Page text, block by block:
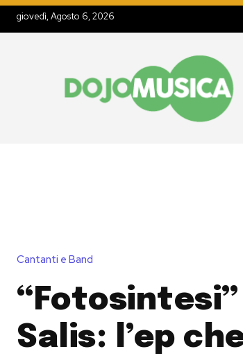
giovedì, Agosto 6, 2026
Cantanti e Band
Salis: l’ep